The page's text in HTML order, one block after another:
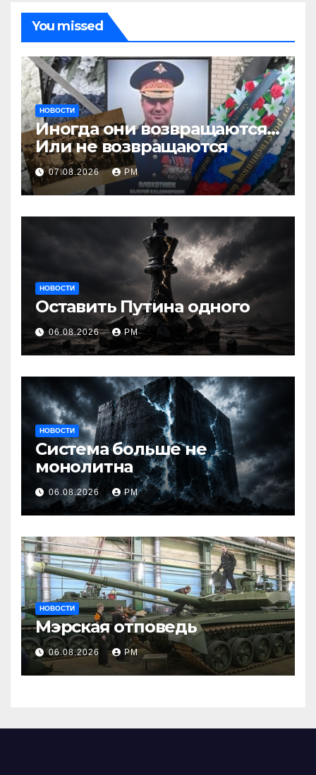
You missed
НОВОСТИ
Иногда они возвращаются…
Или не возвращаются
07.08.2026 РМ
НОВОСТИ
Оставить Путина одного
06.08.2026 РМ
НОВОСТИ
Система больше не
монолитна
06.08.2026 РМ
НОВОСТИ
Мэрская отповедь
06.08.2026 РМ